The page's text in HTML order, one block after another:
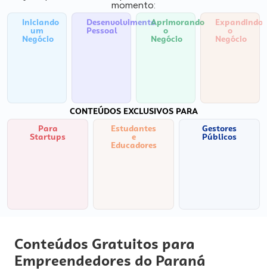
momento:
Iniciando
um
Negócio
Desenvolvimento
Pessoal
Aprimorando
o
Negócio
Expandindo
o
Negócio
CONTEÚDOS EXCLUSIVOS PARA
Para
Startups
Estudantes
e
Educadores
Gestores
Públicos
Conteúdos Gratuitos para
Empreendedores do Paraná